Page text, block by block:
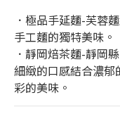
．極品手延麵-芙蓉
手工麵的獨特美味。
．靜岡焙茶麵-靜岡
細緻的口感結合濃
彩的美味。